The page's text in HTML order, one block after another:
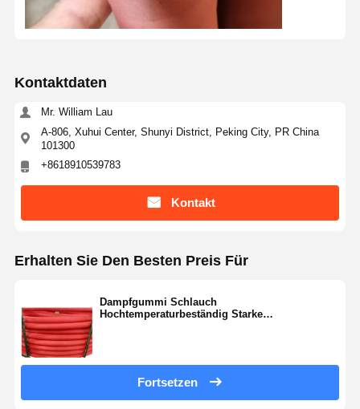
Kontaktdaten
Mr. William Lau
A-806, Xuhui Center, Shunyi District, Peking City, PR China
101300
+8618910539783
Kontakt
Erhalten Sie Den Besten Preis Für
Dampfgummi Schlauch
Hochtemperaturbeständig Starke
Fortsetzen